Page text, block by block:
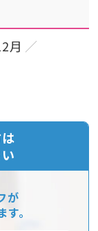
月
が
。